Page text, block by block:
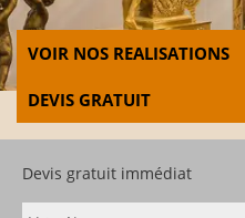
VOIR NOS REALISATIONS
DEVIS GRATUIT
Devis gratuit immédiat